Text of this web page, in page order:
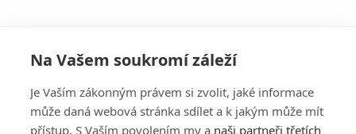
Na Vašem soukromí záleží
Je Vaším zákonným právem si zvolit, jaké informace
může daná webová stránka sdílet a k jakým může mít
přístup. S Vaším povolením my a naši partneři třetích